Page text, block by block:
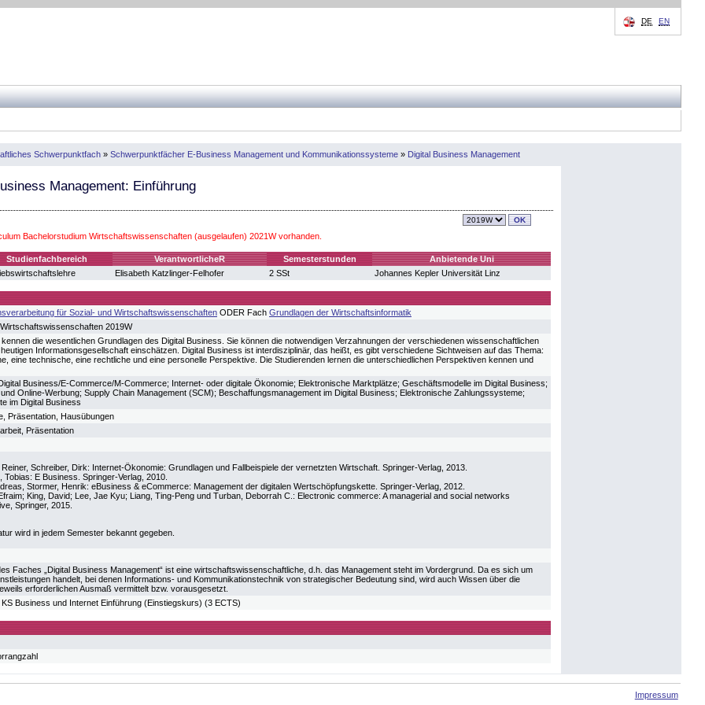
DE EN
Schwerpunktfach » Schwerpunktfächer E-Business Management und Kommunikationssysteme » Digital Business Management
Management: Einführung
Bachelorstudium Wirtschaftswissenschaften (ausgelaufen) 2021W vorhanden.
Studienfachbereich VerantwortlicheR Semesterstunden
Anbietende Uni
Elisabeth Katzlinger-Felhofer 2 SSt Johannes Kepler Universität Linz
für Sozial- und Wirtschaftswissenschaften ODER Fach Grundlagen der Wirtschaftsinformatik
2019W
die wesentlichen Grundlagen des Digital Business. Sie können die notwendigen Verzahnungen der verschiedenen wissenschaftlichen
Informationsgesellschaft einschätzen. Digital Business ist interdisziplinär, das heißt, es gibt verschiedene Sichtweisen auf das Thema:
eine technische, eine rechtliche und eine personelle Perspektive. Die Studierenden lernen die unterschiedlichen Perspektiven kennen und
Business/E-Commerce/M-Commerce; Internet- oder digitale Ökonomie; Elektronische Marktplätze; Geschäftsmodelle im Digital Business;
Online-Werbung; Supply Chain Management (SCM); Beschaffungsmanagement im Digital Business; Elektronische Zahlungssysteme;
im Digital Business
Präsentation, Hausübungen
Präsentation
Schreiber, Dirk: Internet-Ökonomie: Grundlagen und Fallbeispiele der vernetzten Wirtschaft. Springer-Verlag, 2013.
Tobias: E Business. Springer-Verlag, 2010.
Stormer, Henrik: eBusiness & eCommerce: Management der digitalen Wertschöpfungskette. Springer-Verlag, 2012.
King, David; Lee, Jae Kyu; Liang, Ting-Peng und Turban, Deborrah C.: Electronic commerce: A managerial and social networks
Springer, 2015.
wird in jedem Semester bekannt gegeben.
Faches „Digital Business Management“ ist eine wirtschaftswissenschaftliche, d.h. das Management steht im Vordergrund. Da es sich um
handelt, bei denen Informations- und Kommunikationstechnik von strategischer Bedeutung sind, wird auch Wissen über die
erforderlichen Ausmaß vermittelt bzw. vorausgesetzt.
Business und Internet Einführung (Einstiegskurs) (3 ECTS)
Impressum